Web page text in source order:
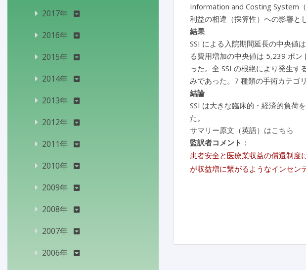
Information and Costing System
利益の相違（採算性）への影響と
結果
SSI による入院期間延長の中央値
る費用増加の中央値は 5,239 ポ
った。全 SSI の根絶により発生
みであった。7 種類の手術カテゴ
結論
SSI は大きな臨床的・経済的負荷
た。
サマリー原文（英語）はこちら
監訳者コメント ：
患者安全と医療業収益の償還制度
が収益増に繋がるようなインセン
2017年
2016年
2015年
2014年
2013年
2012年
2011年
2010年
2009年
2008年
2007年
2006年